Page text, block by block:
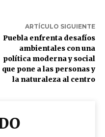
ARTÍCULO SIGUIENTE
Puebla enfrenta desafíos
ambientales con una
política moderna y social
que pone a las personas y
la naturaleza al centro